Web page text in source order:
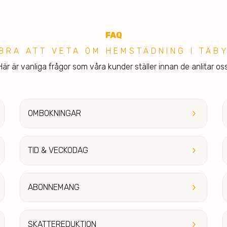
FAQ
ATT V ETA OM HEMSTÄDNING I TÄBY
är vanliga frågor som våra kunder ställer innan de anlitar
keyboard_arrow_right
OMBOKNINGAR
keyboard_arrow_right
TID & VECKODAG
keyboard_arrow_right
ABONNEMANG
keyboard_arrow_right
SKATTEREDUKTION